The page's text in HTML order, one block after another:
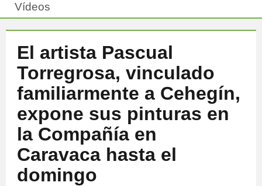
Vídeos
El artista Pascual
Torregrosa, vinculado
familiarmente a Cehegín,
expone sus pinturas en
la Compañía en
Caravaca hasta el
domingo